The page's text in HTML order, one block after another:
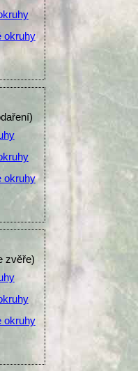
okruhy
okruhy
zvěře)
okruhy